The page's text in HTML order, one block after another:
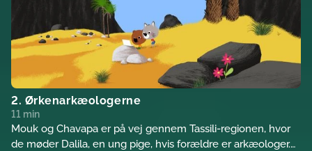
2. Ørkenarkæologerne
11 min
Mouk og Chavapa er på vej gennem Tassili-regionen, hvor
de møder Dalila, en ung pige, hvis forældre er arkæologer.